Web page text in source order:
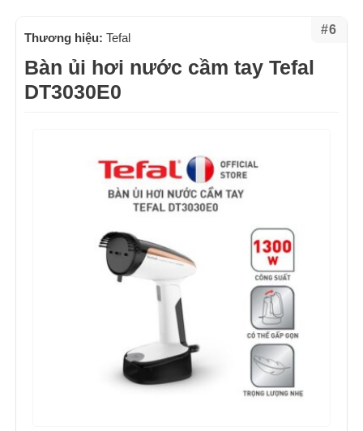
#6
Thương hiệu: Tefal
Bàn ủi hơi nước cầm tay Tefal
DT3030E0